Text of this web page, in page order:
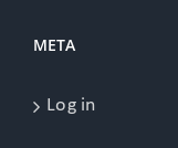
META
Log in